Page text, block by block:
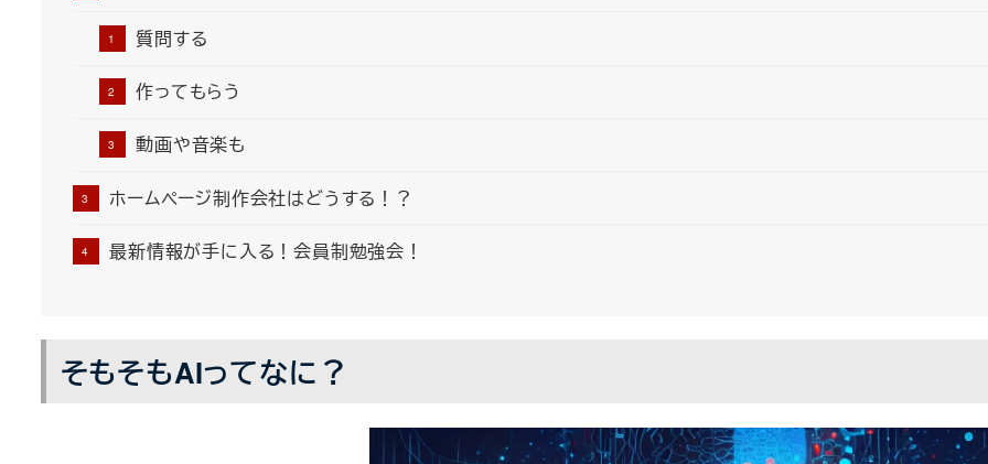
質問する
作ってもらう
動画や音楽も
ホームページ制作会社はどうする！？
最新情報が手に入る！会員制勉強会！
そもそもAIってなに？